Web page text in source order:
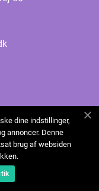
dine indstillinger,
annoncer. Denne
brug af websiden